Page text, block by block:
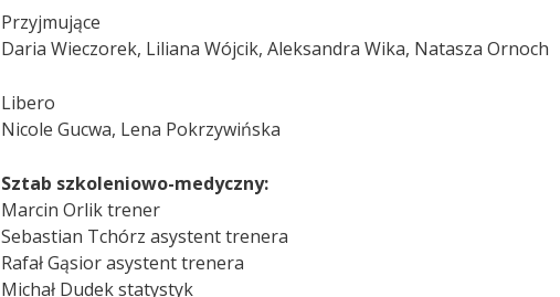
Przyjmujące
Daria Wieczorek, Liliana Wójcik, Aleksandra Wika, Natasza Ornoch
Libero
Nicole Gucwa, Lena Pokrzywińska
Sztab szkoleniowo-medyczny:
Marcin Orlik trener
Sebastian Tchórz asystent trenera
Rafał Gąsior asystent trenera
Michał Dudek statystyk